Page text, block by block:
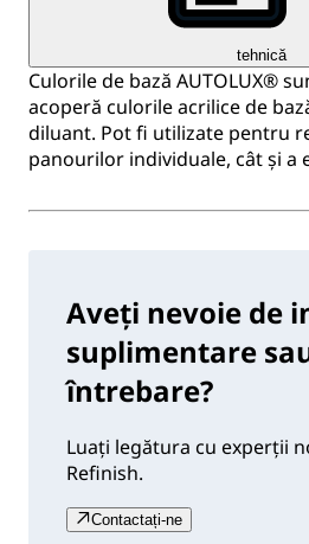
tehnică
Culorile de bază AUTOLUX®
acoperă culorile acrilice de
diluant. Pot fi utilizate pentru
panourilor individuale, cât și a
Aveți nevoie de
suplimentare
întrebare?
Luați legătura cu experții
Refinish.
Contactați-ne